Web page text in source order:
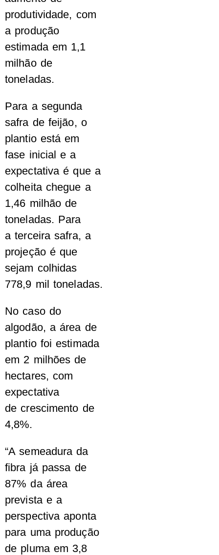
produtividade, com
a produção
estimada em 1,1
milhão de
toneladas.
Para a segunda
safra de feijão, o
plantio está em
fase inicial e a
expectativa é que a
colheita chegue a
1,46 milhão de
toneladas. Para
a terceira safra, a
projeção é que
sejam colhidas
778,9 mil toneladas.
No caso do
algodão, a área de
plantio foi estimada
em 2 milhões de
hectares, com
expectativa
de crescimento de
4,8%.
“A semeadura da
fibra já passa de
87% da área
prevista e a
perspectiva aponta
para uma produção
de pluma em 3,8